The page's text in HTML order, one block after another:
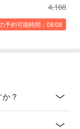
4,168
予約可能時間：08/08
？